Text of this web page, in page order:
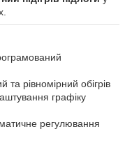
рівномірний обігрів
графіку
регулювання